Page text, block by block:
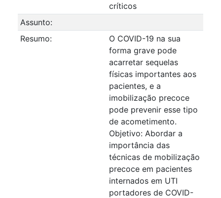
críticos
Assunto:
Resumo:
O COVID-19 na sua
forma grave pode
acarretar sequelas
físicas importantes aos
pacientes, e a
imobilização precoce
pode prevenir esse tipo
de acometimento.
Objetivo: Abordar a
importância das
técnicas de mobilização
precoce em pacientes
internados em UTI
portadores de COVID-